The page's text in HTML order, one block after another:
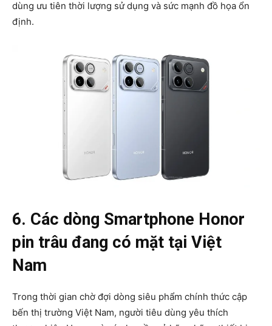
dùng ưu tiên thời lượng sử dụng và sức mạnh đồ họa ổn
định.
6. Các dòng Smartphone Honor
pin trâu đang có mặt tại Việt
Nam
Trong thời gian chờ đợi dòng siêu phẩm chính thức cập
bến thị trường Việt Nam, người tiêu dùng yêu thích